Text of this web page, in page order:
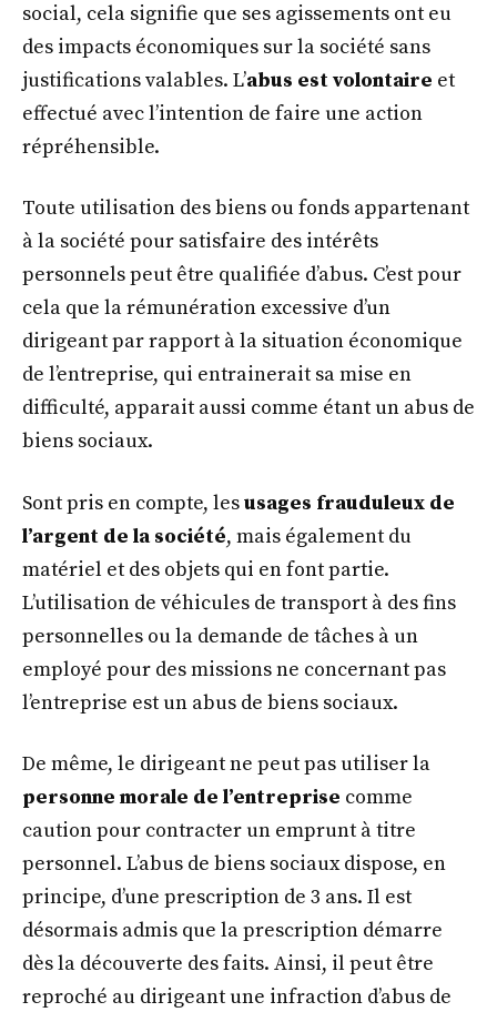
social, cela signifie que ses agissements ont eu
des impacts économiques sur la société sans
justifications valables. L’abus est volontaire et
effectué avec l’intention de faire une action
répréhensible.
Toute utilisation des biens ou fonds appartenant
à la société pour satisfaire des intérêts
personnels peut être qualifiée d’abus. C’est pour
cela que la rémunération excessive d’un
dirigeant par rapport à la situation économique
de l’entreprise, qui entrainerait sa mise en
difficulté, apparait aussi comme étant un abus de
biens sociaux.
Sont pris en compte, lesusages frauduleux de
l’argent de la société, mais également du
matériel et des objets qui en font partie.
L’utilisation de véhicules de transport à des fins
personnelles ou la demande de tâches à un
employé pour des missions ne concernant pas
l’entreprise est un abus de biens sociaux.
De même, le dirigeant ne peut pas utiliser la
personne morale de l’entreprise comme
caution pour contracter un emprunt à titre
personnel. L’abus de biens sociaux dispose, en
principe, d’une prescription de 3 ans. Il est
désormais admis que la prescription démarre
dès la découverte des faits. Ainsi, il peut être
reproché au dirigeant une infraction d’abus de